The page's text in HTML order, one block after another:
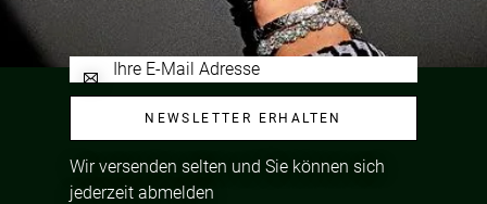
NEWSLETTER ERHALTEN
Wir versenden selten und Sie können sich
jederzeit abmelden